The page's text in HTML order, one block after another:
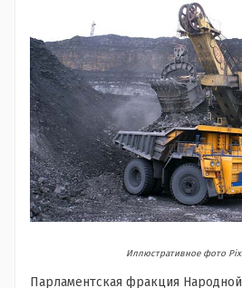
Иллюстративное фото
Парламентская фракция Народной